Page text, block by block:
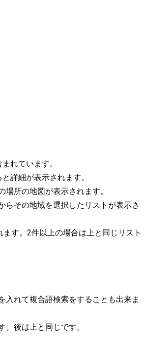
れています。
詳細が表示されます。
所の地図が表示されます。
その地域を選択したリストが表示さ
す。2件以上の場合は上と同じリスト
れて複合語検索をすることも出来ま
後は上と同じです。